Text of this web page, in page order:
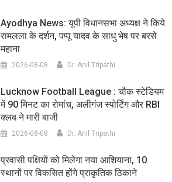
Ayodhya News: यूपी विधानसभा अध्यक्ष ने किये
रामलला के दर्शन, पप्पू यादव के साधु भेष पर बरसे
महाना
2026-08-08 Dr. Anil Tripathi
Lucknow Football League : चौक स्टेडियम
में 90 मिनट का रोमांच, अलीगंज स्पोर्टिंग और RBI
क्लब ने मारी बाजी
2026-08-08 Dr. Anil Tripathi
प्रवासी पक्षियों को मिलेगा नया आशियाना, 10
स्थानों पर विकसित होंगे प्राकृतिक ठिकाने